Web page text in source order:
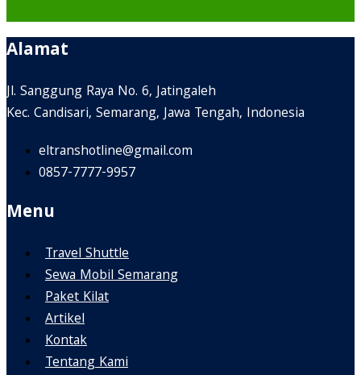
Alamat
Jl. Sanggung Raya No. 6, Jatingaleh
Kec. Candisari, Semarang, Jawa Tengah, Indonesia
eltranshotline@gmail.com
0857-7777-9957
Menu
Travel Shuttle
Sewa Mobil Semarang
Paket Kilat
Artikel
Kontak
Tentang Kami